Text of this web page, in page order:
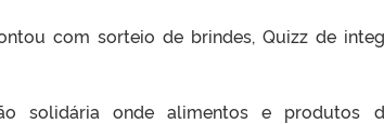
com sorteio de brindes, Quizz de
solidária onde alimentos e produtos